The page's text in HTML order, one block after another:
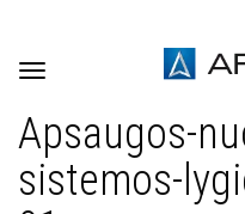
Toggle
Apsaugos-
sistemos-